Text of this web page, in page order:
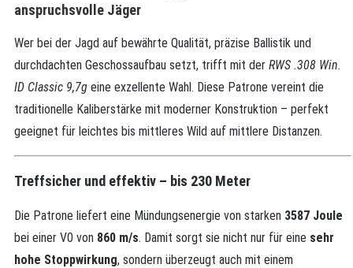
anspruchsvolle Jäger
Wer bei der Jagd auf bewährte Qualität, präzise Ballistik und
durchdachten Geschossaufbau setzt, trifft mit der RWS .308 Win.
ID Classic 9,7g eine exzellente Wahl. Diese Patrone vereint die
traditionelle Kaliberstärke mit moderner Konstruktion – perfekt
geeignet für leichtes bis mittleres Wild auf mittlere Distanzen.
Treffsicher und effektiv – bis 230 Meter
Die Patrone liefert eine Mündungsenergie von starken 3587 Joule
bei einer V0 von 860 m/s. Damit sorgt sie nicht nur für eine sehr
hohe Stoppwirkung, sondern überzeugt auch mit einem